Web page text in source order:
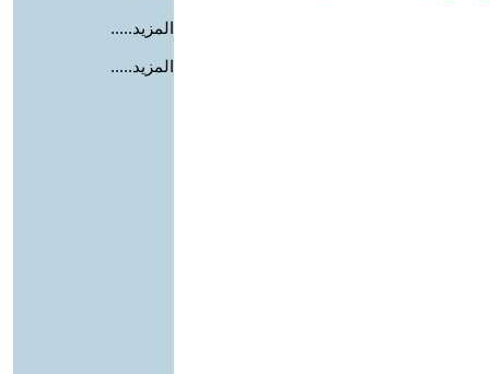
المزيد.....
المزيد.....